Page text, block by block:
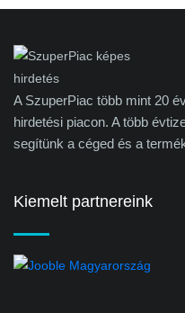
A SzuperPiac több mint 20
hirdetési piacon. A több
segítünk a céged és a
Kiemelt partnereink